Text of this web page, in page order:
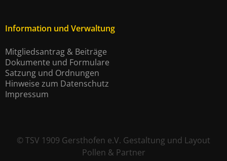
Information und Verwaltung
Mitgliedsantrag & Beiträge
Dokumente und Formulare
Satzung und Ordnungen
Hinweise zum Datenschutz
Impressum
©TSV 1909 Gersthofen e.V. Gestaltung und Layout
Pollen & Partner